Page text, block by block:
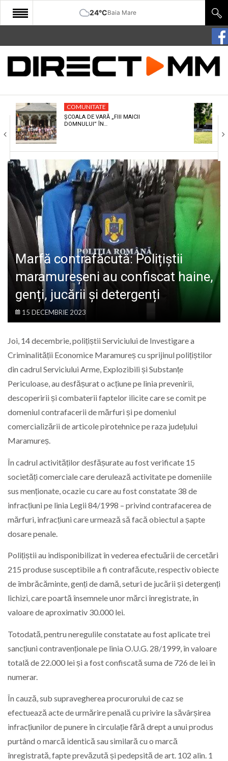
24°CBaia Mare
START
COMUNITATE
CULTURA
ECONOMIE
SANATATE
SPORT
SPECIAL
POLITIC
LIFE
COMUNITATE
ȘCOALA DE VARĂ „FIII MAICII
DOMNULUI” ÎN…
Marfă contrafăcută: Polițiștii
maramureșeni au confiscat haine,
genți, jucării și detergenți
15 DECEMBRIE 2023
Joi, 14 decembrie, polițiștii Serviciului de Investigare a
Criminalității Economice Maramureș cu sprijinul polițiștilor
din cadrul Serviciului Arme, Explozibili și Substanțe
Periculoase, au desfășurat o acțiune pe linia prevenirii,
descoperirii și combaterii faptelor ilicite care se comit pe
domeniul contrafacerii de mărfuri și pe domeniul
comercializării de articole pirotehnice pe raza județului
Maramureș.
În cadrul activităților desfășurate au fost verificate 15
societăți comerciale care derulează activitate pe domeniile
sus menționate, ocazie cu care au fost constatate 38 de
infracțiuni pe linia Legii 84/1998 – privind contrafacerea de
mărfuri, infracțiuni care urmează să facă obiectul a șapte
dosare penale.
Polițiștii au indisponibilizat în vederea efectuării de cercetări
215 produse susceptibile a fi contrafăcute, respectiv obiecte
de îmbrăcăminte, genți de damă, seturi de jucării și detergenți
lichizi, care poartă însemnele unor mărci înregistrate, în
valoare de aproximativ 30.000 lei.
Totodată, pentru neregulile constatate au fost aplicate trei
sancțiuni contravenționale pe linia O.U.G. 28/1999, în valoare
totală de 22.000 lei și a fost confiscată suma de 726 de lei în
numerar.
În cauză, sub supravegherea procurorului de caz se
efectuează acte de urmărire penală cu privire la săvârșirea
infracțiunilor de punere în circulație fără drept a unui produs
purtând o marcă identică sau similară cu o marcă
înregistrată, fapte prevăzută și pedepsită de art. 102 alin. 1